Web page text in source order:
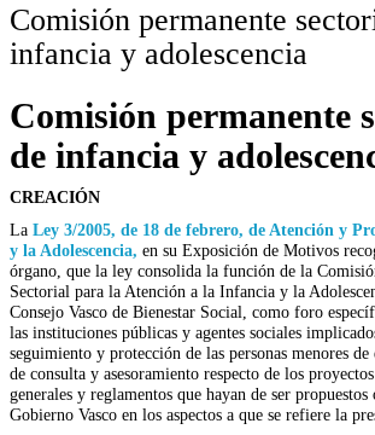
Comisión permanente
infancia y adolescencia
Comisión permanente
de infancia y
CREACIÓN
La Ley 3/2005, de 18 de febrero, de Atención y
y la Adolescencia, en su Exposición de Motivos
órgano, que la ley consolida la función de la
Sectorial para la Atención a la Infancia y la
Consejo Vasco de Bienestar Social, como foro
las instituciones públicas y agentes sociales
seguimiento y protección de las personas menores
de consulta y asesoramiento respecto de los
generales y reglamentos que hayan de ser
Gobierno Vasco en los aspectos a que se refiere la